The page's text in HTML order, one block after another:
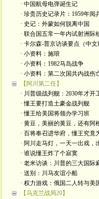
· 中国航母电弹诞生记
· 珍贵历史记录片：1959年阅
· 史记：外蒙如何脱离中国
· 联合国五常一年内试射洲际
· 卡尔森-普京访谈要点（中文
· 小资料：施琅
· 小资料：1982马岛战争
· 小资料：第二次国共内战伤
【阿川第二任】
· 川普级战列舰：2030年才开
· 懂王要打造土豪金战列舰
· 懂王给美国将领办学习班
· 黄豆，美丽的黄豆，还有阿
· 百将奉召进华府，懂王究竟
· 阿川走马灯，一天一出戏，
· 谁说懂王炸了个寂寞
· 老米访谈：川普的三大国际
· 送别：川马友谊小船
· 权力游戏：俄国二人转与美
【乌克兰战局20】